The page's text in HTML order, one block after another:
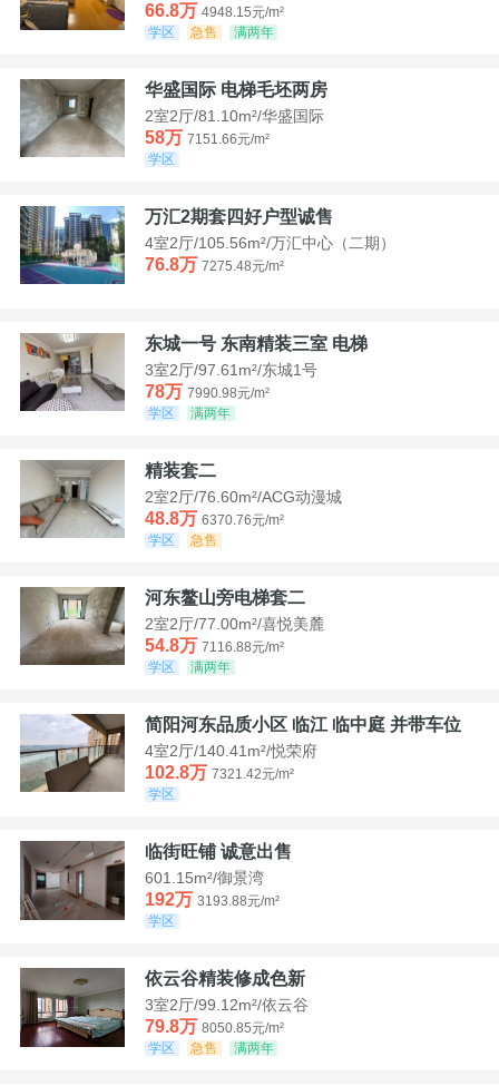
66.8万 4948.15元/m²
学区
急售 满两年
华盛国际 电梯毛坯两房
2室2厅/81.10m²/华盛国际
58万 7151.66元/m²
学区
万汇2期套四好户型诚售
4室2厅/105.56m²/万汇中心（二期）
76.8万 7275.48元/m²
东城一号 东南精装三室 电梯
3室2厅/97.61m²/东城1号
78万 7990.98元/m²
学区
满两年
精装套二
2室2厅/76.60m²/ACG动漫城
48.8万 6370.76元/m²
学区
急售
河东鳌山旁电梯套二
2室2厅/77.00m²/喜悦美麓
54.8万 7116.88元/m²
学区
满两年
简阳河东品质小区 临江 临中庭 并带车位
4室2厅/140.41m²/悦荣府
102.8万 7321.42元/m²
学区
临街旺铺 诚意出售
601.15m²/御景湾
192万 3193.88元/m²
学区
依云谷精装修成色新
3室2厅/99.12m²/依云谷
79.8万 8050.85元/m²
学区
急售 满两年